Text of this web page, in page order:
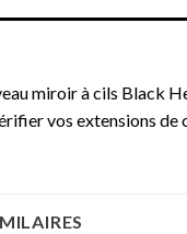
miroir à cils Black
vos extensions de